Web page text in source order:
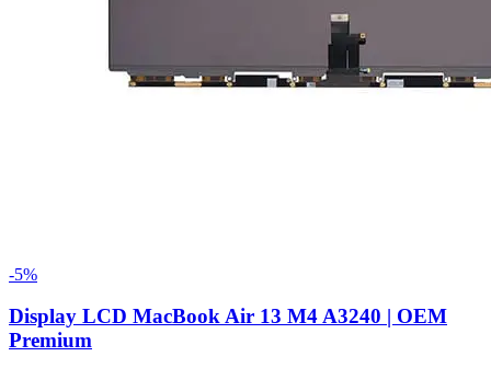
-5%
Display LCD MacBook Air 13 M4 A3240 | OEM
Premium